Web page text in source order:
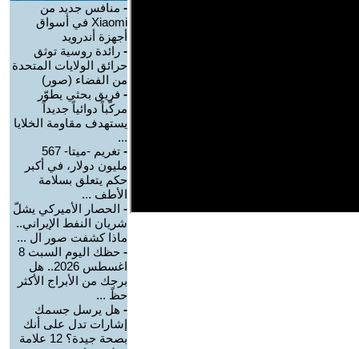
- منافس جديد من
Xiaomi في أسواق
أجهزة أندرويد
- رائدة روسية توثق
حرائق الولايات المتحدة
من الفضاء (صور)
- فريق بحثي يطوّر
مركّباً دوائياً جديداً
يستهدف مقاومة الخلايا
...
-
تغريم -ميتا- 567
مليون دولار، في أكبر
حكم يتعلق بسلامة
الأطف ...
- الحصار الأميركي يشلّ
شريان النفط الإيراني..
ماذا كشفت صور ال ...
-
حظك اليوم السبت 8
اغسطس 2026.. هل
برجك من الأبراج الأكثر
حظً ...
- هل يرسل جسمك
إشارات تدل على أنك
بصحة جيدة؟ 12 علامة